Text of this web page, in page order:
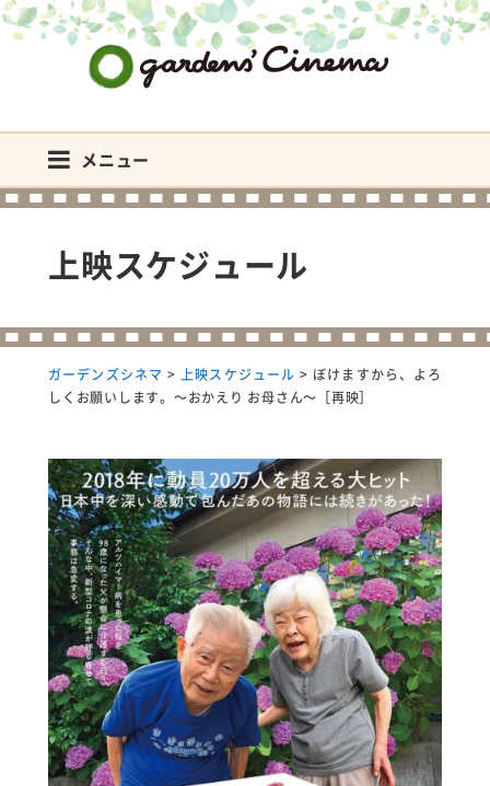
メニュー
上映スケジュール
ガーデンズシネマ >上映スケジュール > ぼけますから、よろ
しくお願いします。～おかえり お母さん～［再映］